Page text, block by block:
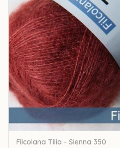
TOEVOEGEN AAN WINKELWAGEN
Filcolana Tilia - Sienna 350